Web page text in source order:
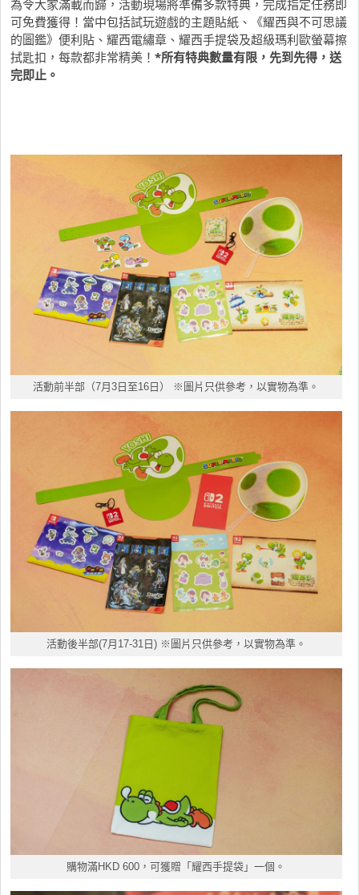
為令大家滿載而歸，活動現場將準備多款特典，完成指定任務即
可免費獲得！當中包括試玩遊戲的主題貼紙、《耀西與不可思議
的圖鑑》便利貼、耀西電繡章、耀西手提袋及超級瑪利歐螢幕擦
拭匙扣，每款都非常精美！ *所有特典數量有限，先到先得，送
完即止。
活動前半部（7月3日至16日） ※圖片只供參考，以實物為準。
活動後半部(7月17-31日) ※圖片只供參考，以實物為準。
購物滿HKD 600，可獲贈「耀西手提袋」一個。